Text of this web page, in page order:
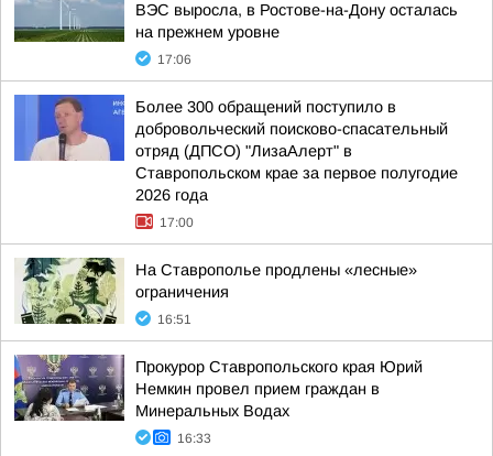
ВЭС выросла, в Ростове-на-Дону осталась
на прежнем уровне
17:06
Более 300 обращений поступило в
добровольческий поисково-спасательный
отряд (ДПСО) "ЛизаАлерт" в
Ставропольском крае за первое полугодие
2026 года
17:00
На Ставрополье продлены «лесные»
ограничения
16:51
Прокурор Ставропольского края Юрий
Немкин провел прием граждан в
Минеральных Водах
16:33